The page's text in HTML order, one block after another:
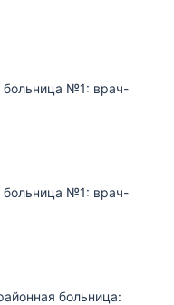
больница №1: врач-
больница №1: врач-
больница: